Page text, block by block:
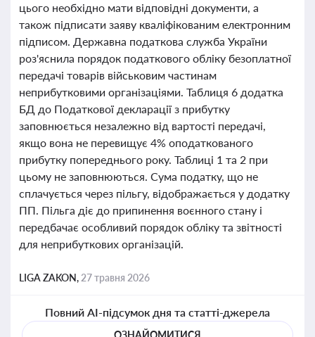
цього необхідно мати відповідні документи, а
також підписати заяву кваліфікованим електронним
підписом. Державна податкова служба України
роз'яснила порядок податкового обліку безоплатної
передачі товарів військовим частинам
неприбутковими організаціями. Таблиця 6 додатка
БД до Податкової декларації з прибутку
заповнюється незалежно від вартості передачі,
якщо вона не перевищує 4% оподаткованого
прибутку попереднього року. Таблиці 1 та 2 при
цьому не заповнюються. Сума податку, що не
сплачується через пільгу, відображається у додатку
ПП. Пільга діє до припинення воєнного стану і
передбачає особливий порядок обліку та звітності
для неприбуткових організацій.
LIGA ZAKON, 27 травня 2026
Повний AI-підсумок дня та статті-джерела
ОЗНАЙОМИТИСЯ